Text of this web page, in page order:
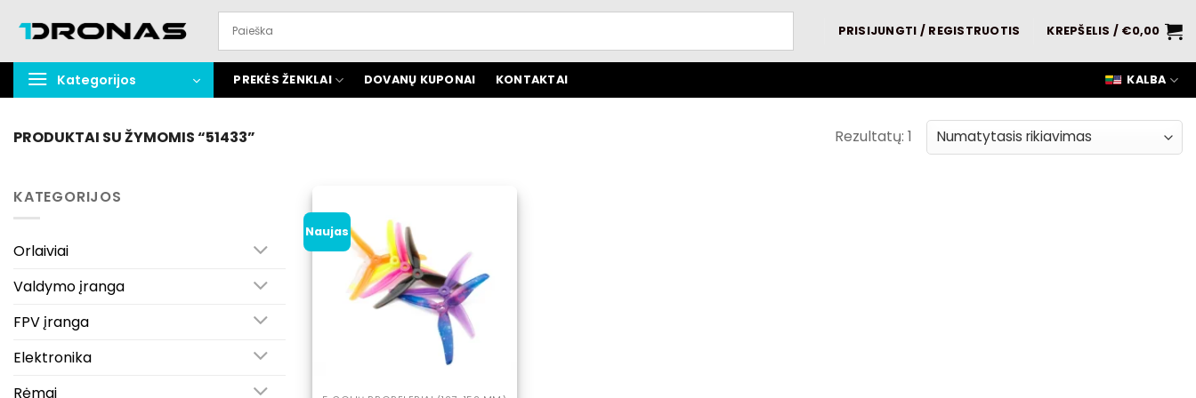
turinį
PRISIJUNGTI / REGISTRUOTIS KREPŠELIS / €0,00
Kategorijos PREKĖS ŽENKLAI DOVANŲ KUPONAI KONTAKTAI KALBA
PRODUKTAI SU ŽYMOMIS “51433” Rezultatų: 1
KATEGORIJOS
Orlaiviai
Valdymo įranga
FPV įranga
Elektronika
Rėmai
Naujas